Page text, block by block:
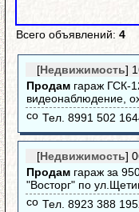
Всего объявлений: 4
[Недвижимость]
Продам гараж ГСК-
видеонаблюдение,
Тел. 8991 502
[Недвижимость]
Продам гараж за
"Восторг" по
Тел. 8923 388